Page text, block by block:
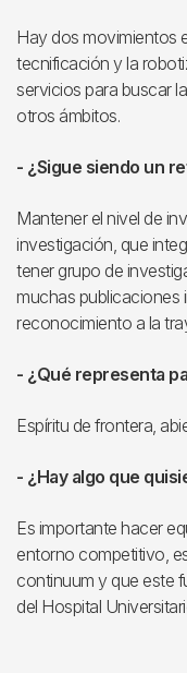
Hay dos movimientos
tecnificación y la
servicios para buscar
otros ámbitos.
- ¿Sigue siendo un
Mantener el nivel de
investigación, que
tener grupo de
muchas publicaciones
reconocimiento a la
- ¿Qué representa
Espíritu de frontera,
- ¿Hay algo que
Es importante hacer
entorno competitivo,
continuum y que este
del Hospital